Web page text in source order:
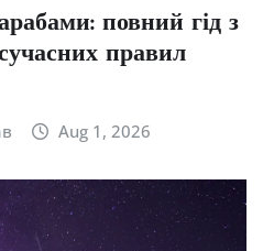
повний гід з
правил
Aug 1, 2026